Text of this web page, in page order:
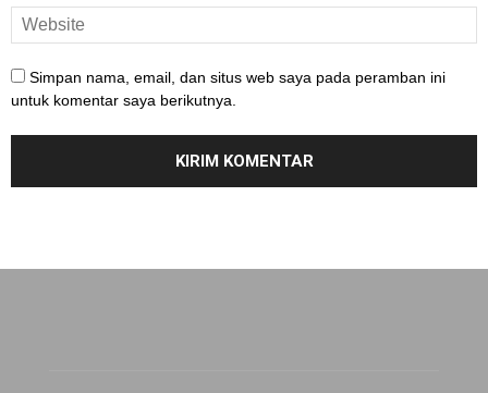
Simpan nama, email, dan situs web saya pada peramban ini
untuk komentar saya berikutnya.